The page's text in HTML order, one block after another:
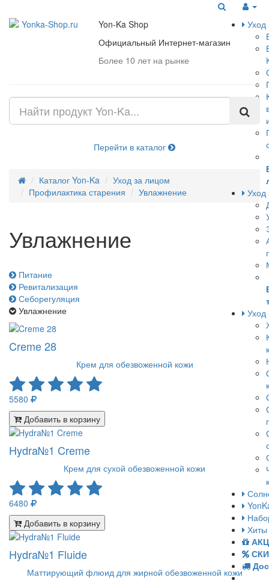
Уход
Уход
Уход
Yon-Ka Shop
Официальный Интернет-магазин
Более 10 лет на рынке
Перейти в каталог
Каталог Yon-Ka
Уход за лицом
Профилактика старения
Увлажнение
Увлажнение
Питание
Ревитализация
Себорегуляция
Увлажнение
Creme 28
Крем для обезвоженной кожи
5580
Добавить в корзину
Hydra№1 Creme
Крем для сухой обезвоженной кожи
6480
Добавить в корзину
Hydra№1 Fluide
Маттирующий флюид для жирной обезвоженной кожи